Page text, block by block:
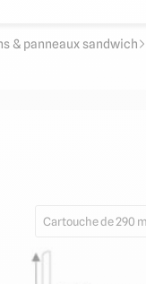
& panneaux sandwich
Mastic hybride
Cartouche de 290
Prévoir environ 1